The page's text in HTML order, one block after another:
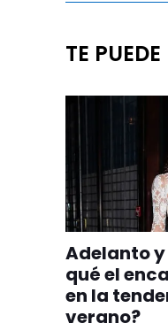
TE
Adelanto
qué el
en la
verano?